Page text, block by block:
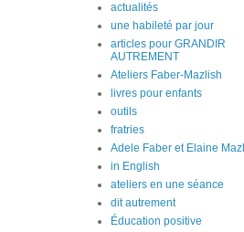
actualités
une habileté par jour
articles pour GRANDIR
AUTREMENT
Ateliers Faber-Mazlish
livres pour enfants
outils
fratries
Adele Faber et Elaine
in English
ateliers en une séance
dit autrement
Éducation positive